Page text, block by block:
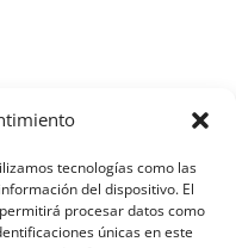
tecnologías como las
del dispositivo. El
procesar datos como
únicas en este